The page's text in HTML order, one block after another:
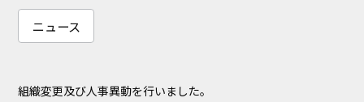
ニュース
組織変更及び人事異動を行いました。